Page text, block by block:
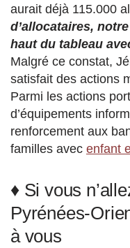
aurait déjà 115.000
d’allocataires,
haut du tableau
Malgré ce constat,
satisfait des actions
Parmi les actions
d’équipements
renforcement aux
familles avec enfant
♦ Si vous
Pyrénées-
à vous